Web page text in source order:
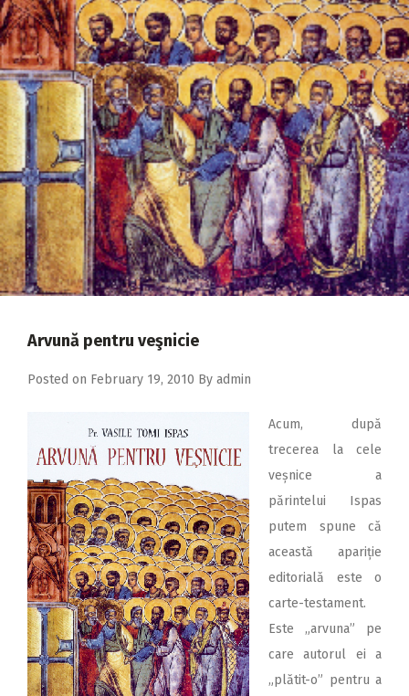
2018
2017
2016
2015
2014
2013
2012
2011
2010
Arvună pentru veşnicie
Posted on February 19, 2010 By admin
Acum, după
trecerea la cele
veșnice a
părintelui Ispas
putem spune că
această apariție
editorială este o
carte-testament.
Este „arvuna” pe
care autorul ei a
„plătit-o” pentru a